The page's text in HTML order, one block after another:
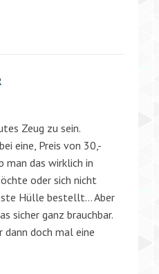
Zeug zu sein.
eine, Preis von 30,-
man das wirklich in
oder sich nicht
Hülle bestellt… Aber
sicher ganz brauchbar.
doch mal eine